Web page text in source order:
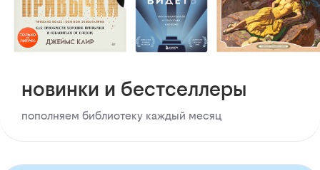
новинки и бестселлеры
пополняем библиотеку каждый месяц